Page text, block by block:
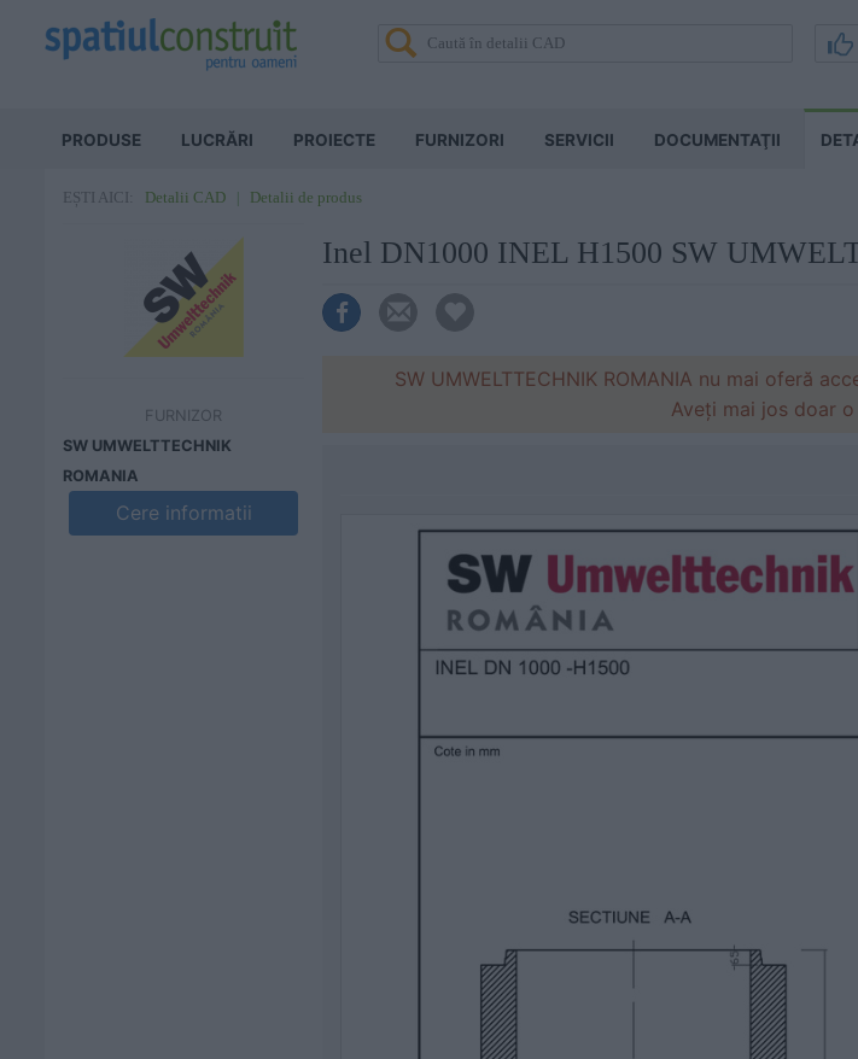
PRODUSE LUCRĂRI PROIECTE FURNIZORI SERVICII DOCUMENTAŢII
EȘTI AICI: Detalii CAD Detalii de produs
FURNIZOR
SW UMWELTTECHNIK
ROMANIA
Cere informatii
Inel DN1000 INEL H1500 SW
SW UMWELTTECHNIK ROMANIA nu mai oferă
Aveți mai jos doar